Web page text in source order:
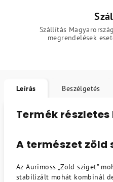
Szállítás
megrendelések
Leírás Beszélgetés
Termék
A természet zöld
Az Aurimoss „Zöld sziget”
stabilizált mohát kombinál